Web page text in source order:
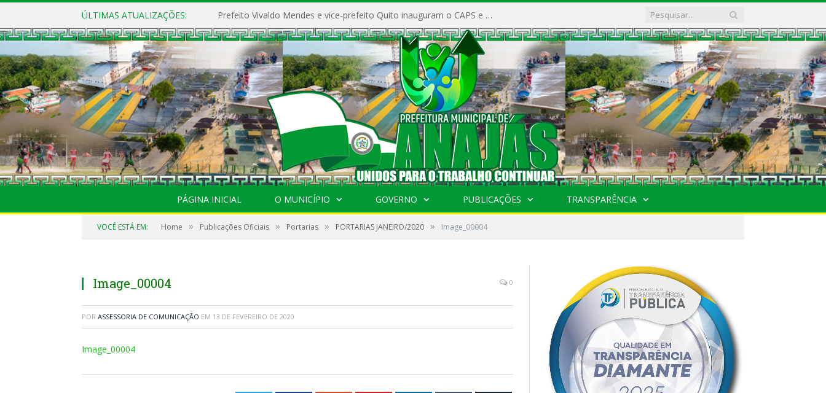
ÚLTIMAS ATUALIZAÇÕES: Prefeito Vivaldo Mendes e vice-prefeito Quito inauguram o CAPS e fortalecem a saúde pública em Anajás.
PÁGINA INICIAL O MUNICÍPIO GOVERNO PUBLICAÇÕES TRANSPARÊNCIA
VOCÊ ESTÁ EM: Home » Publicações Oficiais » Portarias » PORTARIAS JANEIRO/2020 » Image_00004
Image_00004 0
POR ASSESSORIA DE COMUNICAÇÃO EM 13 DE FEVEREIRO DE 2020
Image_00004